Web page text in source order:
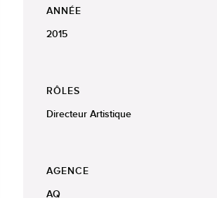
ANNÉE
2015
RÔLES
Directeur Artistique
AGENCE
AQ